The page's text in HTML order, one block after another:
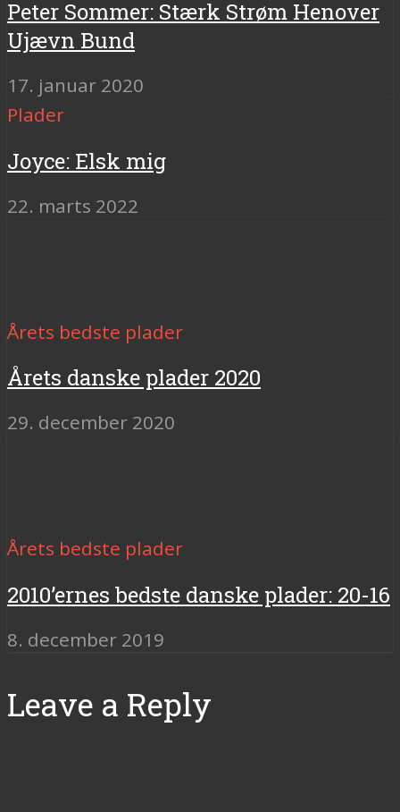
Peter Sommer: Stærk Strøm Henover
Ujævn Bund
17. januar 2020
Plader
Joyce: Elsk mig
22. marts 2022
Årets bedste plader
Årets danske plader 2020
29. december 2020
Årets bedste plader
2010’ernes bedste danske plader: 20-16
8. december 2019
Leave a Reply